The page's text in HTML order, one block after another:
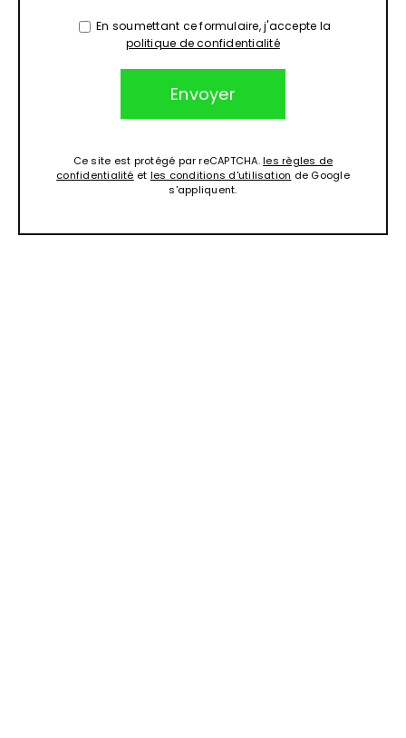
En soumettant ce formulaire, j'accepte la
politique de confidentialité
Ce site est protégé par reCAPTCHA.les règles de
confidentialité et les conditions d'utilisation de Google
s'appliquent.